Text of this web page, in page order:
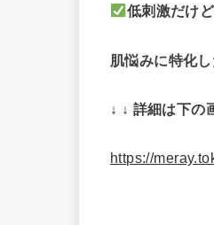
低刺激だけ
肌悩みに特化
↓ ↓ 詳細は下の
https://